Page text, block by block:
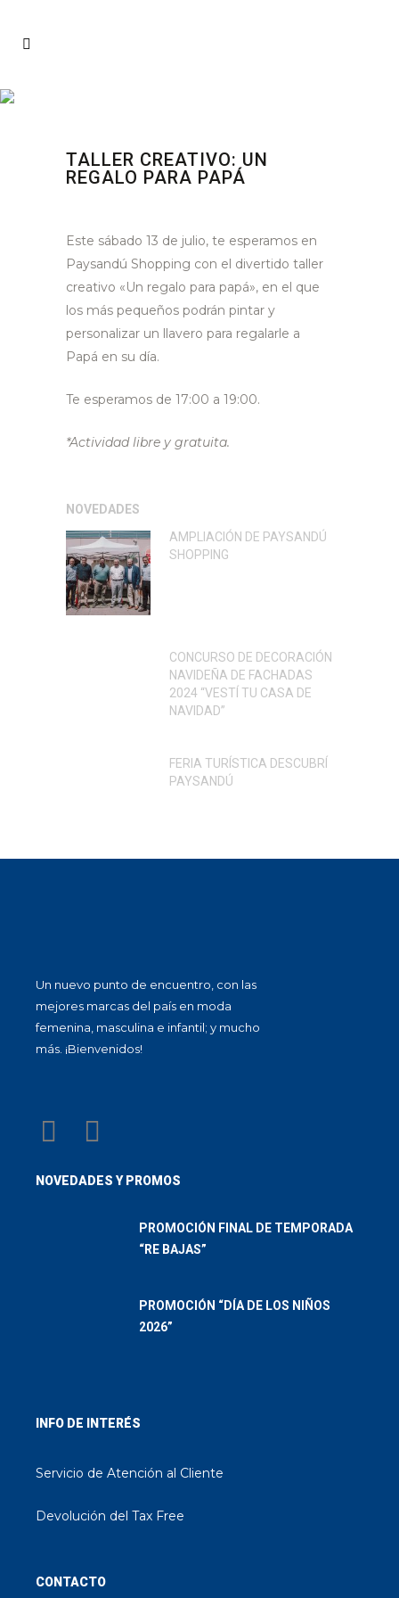
TALLER CREATIVO: UN
REGALO PARA PAPÁ
Este sábado 13 de julio, te esperamos en
Paysandú Shopping con el divertido taller
creativo «Un regalo para papá», en el que
los más pequeños podrán pintar y
personalizar un llavero para regalarle a
Papá en su día.
Te esperamos de 17:00 a 19:00.
*Actividad libre y gratuita.
NOVEDADES
AMPLIACIÓN DE PAYSANDÚ
SHOPPING
CONCURSO DE DECORACIÓN
NAVIDEÑA DE FACHADAS
2024 “VESTÍ TU CASA DE
NAVIDAD”
FERIA TURÍSTICA DESCUBRÍ
PAYSANDÚ
Un nuevo punto de encuentro, con las
mejores marcas del país en moda
femenina, masculina e infantil; y mucho
más. ¡Bienvenidos!
NOVEDADES Y PROMOS
PROMOCIÓN FINAL DE TEMPORADA
“RE BAJAS”
PROMOCIÓN “DÍA DE LOS NIÑOS
2026”
INFO DE INTERÉS
Servicio de Atención al Cliente
Devolución del Tax Free
CONTACTO